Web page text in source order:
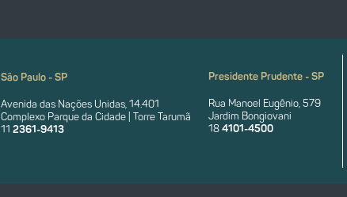
São Paulo - SP
Avenida das Nações Unidas, 14.401
Complexo Parque da Cidade | Torre Tarumã
11 2361-9413
Presidente Prudente - SP
Rua Manoel Eugênio, 579
Jardim Bongiovani
18 4101-4500